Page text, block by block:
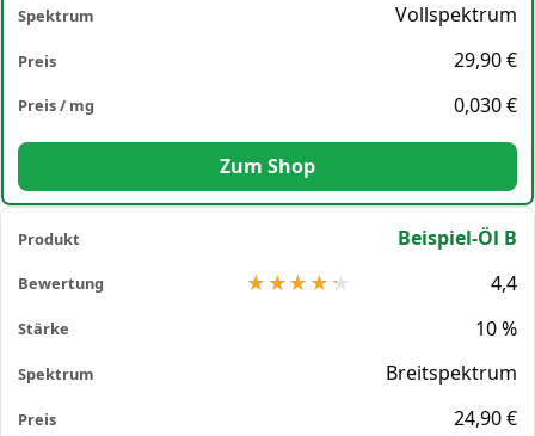
Vollspektrum
29,90 €
0,030 €
Zum Shop
Beispiel-Öl B
4,4
10 %
Breitspektrum
24,90 €